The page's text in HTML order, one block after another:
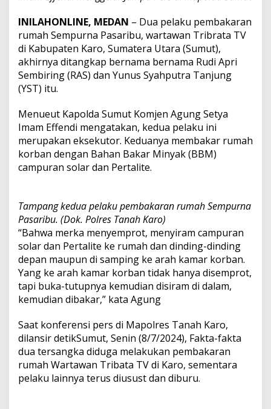
INILAHONLINE, MEDAN – Dua pelaku pembakaran
rumah Sempurna Pasaribu, wartawan Tribrata TV
di Kabupaten Karo, Sumatera Utara (Sumut),
akhirnya ditangkap bernama bernama Rudi Apri
Sembiring (RAS) dan Yunus Syahputra Tanjung
(YST) itu.
Menueut Kapolda Sumut Komjen Agung Setya
Imam Effendi mengatakan, kedua pelaku ini
merupakan eksekutor. Keduanya membakar rumah
korban dengan Bahan Bakar Minyak (BBM)
campuran solar dan Pertalite.
Tampang kedua pelaku pembakaran rumah Sempurna
Pasaribu. (Dok. Polres Tanah Karo)
“Bahwa merka menyemprot, menyiram campuran
solar dan Pertalite ke rumah dan dinding-dinding
depan maupun di samping ke arah kamar korban.
Yang ke arah kamar korban tidak hanya disemprot,
tapi buka-tutupnya kemudian disiram di dalam,
kemudian dibakar,” kata Agung
Saat konferensi pers di Mapolres Tanah Karo,
dilansir detikSumut, Senin (8/7/2024), Fakta-fakta
dua tersangka diduga melakukan pembakaran
rumah Wartawan Tribata TV di Karo, sementara
pelaku lainnya terus diusust dan diburu.